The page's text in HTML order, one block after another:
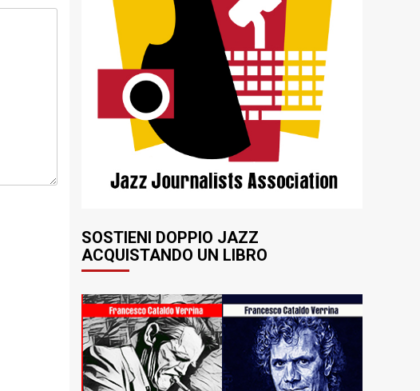
SOSTIENI DOPPIO JAZZ
ACQUISTANDO UN LIBRO